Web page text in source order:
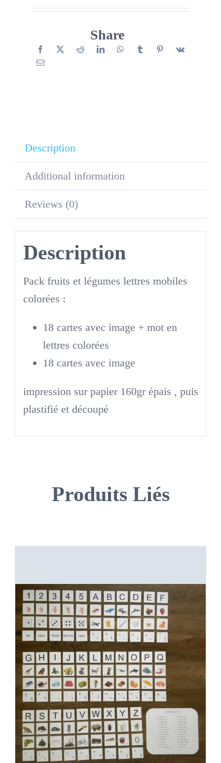
légumes
mobilesShare
Description
Additional information
Reviews (0)
Description
Pack fruits et légumes lettres mobiles
colorées :
18 cartes avec image + mot en
lettres colorées
18 cartes avec image
impression sur papier 160gr épais , puis
plastifié et découpé
Produits Liés